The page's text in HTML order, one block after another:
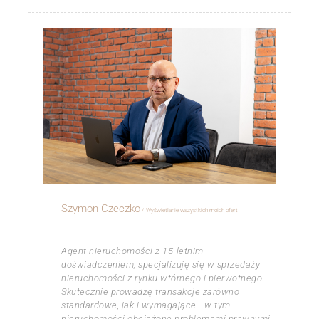
Szymon Czeczko Wyświetlanie wszystkich moich ofert
Agent nieruchomości z 15-letnim
doświadczeniem, specjalizuję się w sprzedaży
nieruchomości z rynku wtórnego i pierwotnego.
Skutecznie prowadzę transakcje zarówno
standardowe, jak i wymagające - w tym